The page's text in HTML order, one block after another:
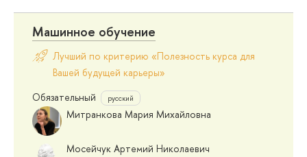
Митранкова Мария Михайловна
Мосейчук Артемий Николаевич
Машинное обучение
Лучший по критерию «Полезность курса для
Вашей будущей карьеры»
Обязательный
русский